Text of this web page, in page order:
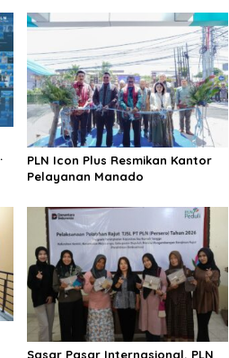
PLN Icon Plus Resmikan Kantor
Pelayanan Manado
Sasar Pasar Internasional, PLN